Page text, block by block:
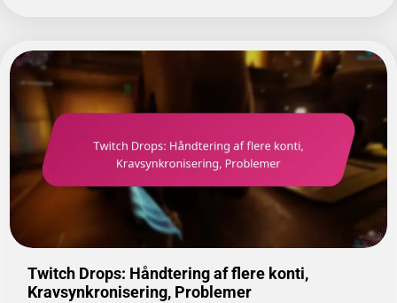
Twitch Drops: Håndtering af flere konti,
Kravsynkronisering, Problemer